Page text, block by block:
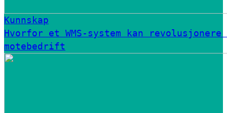
Kunnskap
Hvorfor et WMS-system kan revolusjonere
motebedrift